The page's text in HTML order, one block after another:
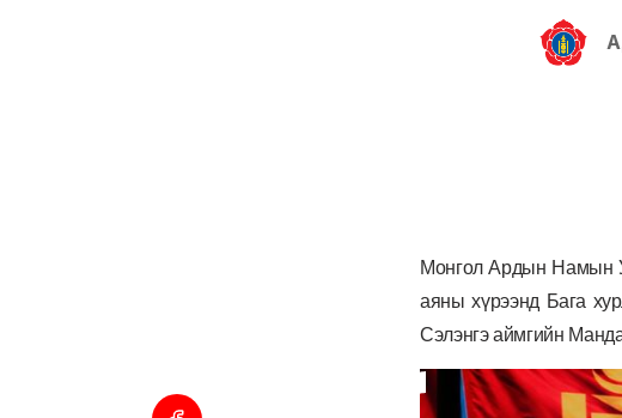
Монгол Ардын Намын
аяны хүрээнд Бага
Сэлэнгэ аймгийн